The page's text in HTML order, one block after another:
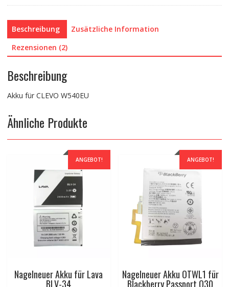
Beschreibung
Zusätzliche Information
Rezensionen (2)
Beschreibung
Akku für CLEVO W540EU
Ähnliche Produkte
ANGEBOT!
Nagelneuer Akku für Lava
BLV-34
ANGEBOT!
Nagelneuer Akku OTWL1 für
Blackberry Passport Q30